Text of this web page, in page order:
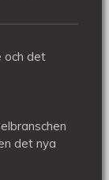
och det
det nya